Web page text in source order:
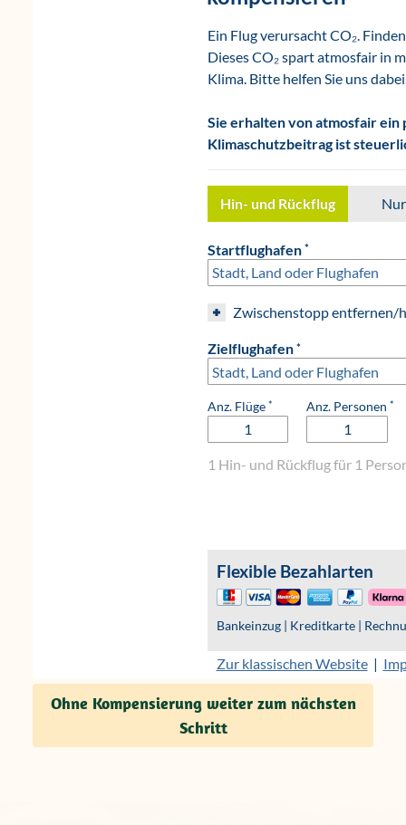
Ohne Kompensierung weiter zum nächsten
Schritt